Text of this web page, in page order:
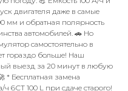
двигателя даже в самые
мм и обратная полярность
автомобилей. 🚗 Но
самостоятельно в
гораздо больше! Наш
выезд за 20 минут в любую
* Бесплатная замена
6СТ 100 L при сдаче старого!